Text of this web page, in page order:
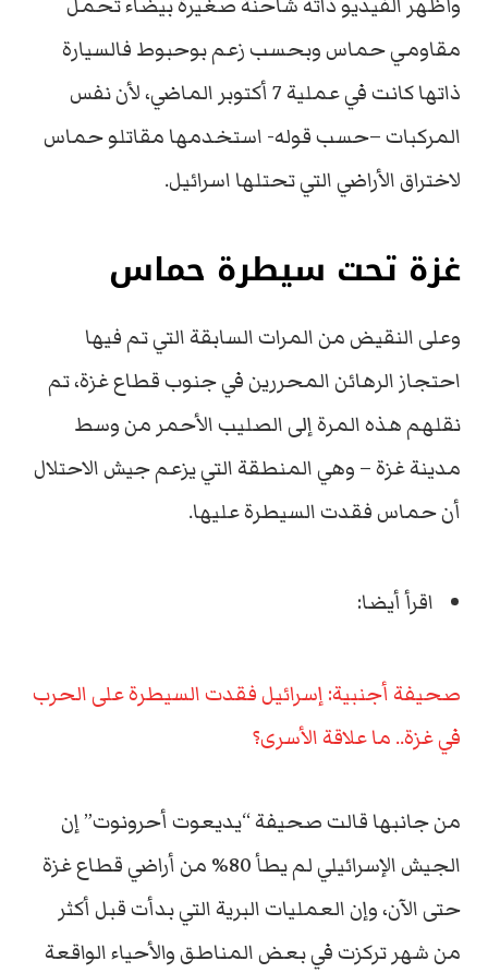
مقاومي حماس وبحسب زعم بوحبوط فالسيارة
ذاتها كانت في عملية 7 أكتوبر الماضي، لأن نفس
المركبات –حسب قوله- استخدمها مقاتلو حماس
لاختراق الأراضي التي تحتلها اسرائيل.
غزة تحت سيطرة حماس
وعلى النقيض من المرات السابقة التي تم فيها
احتجاز الرهائن المحررين في جنوب قطاع غزة، تم
نقلهم هذه المرة إلى الصليب الأحمر من وسط
مدينة غزة – وهي المنطقة التي يزعم جيش الاحتلال
أن حماس فقدت السيطرة عليها.
اقرأ أيضا:
صحيفة أجنبية: إسرائيل فقدت السيطرة على الحرب
في غزة.. ما علاقة الأسرى؟
من جانبها قالت صحيفة “يديعوت أحرونوت” إن
الجيش الإسرائيلي لم يطأ 80% من أراضي قطاع غزة
حتى الآن، وإن العمليات البرية التي بدأت قبل أكثر
من شهر تركزت في بعض المناطق والأحياء الواقعة